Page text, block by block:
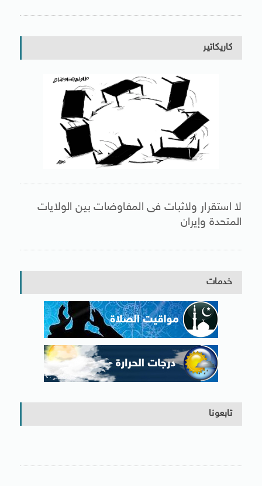
كاريكاتير
لا استقرار ولاثبات فى المفاوضات بين الولايات
المتحدة وإيران
خدمات
تابعونا